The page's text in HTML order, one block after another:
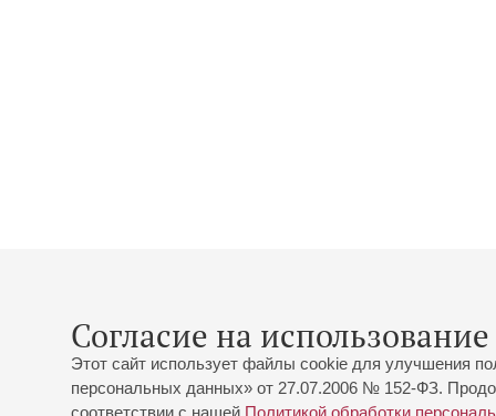
Согласие на
Этот сайт использует файлы cookie для улучшения
персональных данных» от 27.07.2006 № 152-ФЗ.
соответствии с нашей Политикой обработки